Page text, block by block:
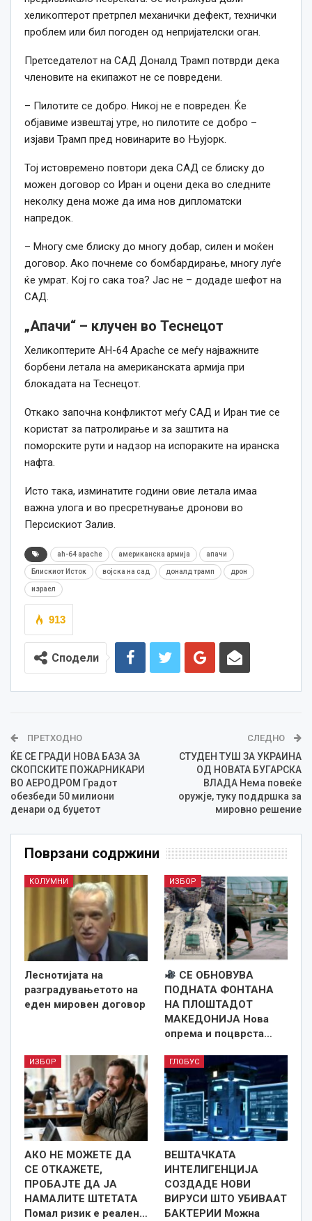
хеликоптерот претрпел механички дефект, технички
проблем или бил погоден од непријателски оган.
Претседателот на САД Доналд Трамп потврди дека
членовите на екипажот не се повредени.
– Пилотите се добро. Никој не е повреден. Ќе
објавиме извештај утре, но пилотите се добро –
изјави Трамп пред новинарите во Њујорк.
Тој истовремено повтори дека САД се блиску до
можен договор со Иран и оцени дека во следните
неколку дена може да има нов дипломатски
напредок.
– Многу сме блиску до многу добар, силен и моќен
договор. Ако почнеме со бомбардирање, многу луѓе
ќе умрат. Кој го сака тоа? Јас не – додаде шефот на
САД.
„Апачи“ – клучен во Теснецот
Хеликоптерите AH-64 Apache се меѓу најважните
борбени летала на американската армија при
блокадата на Теснецот.
Откако започна конфликтот меѓу САД и Иран тие се
користат за патролирање и за заштита на
поморските рути и надзор на испораките на иранска
нафта.
Исто така, изминатите години овие летала имаа
важна улога и во пресретнување дронови во
Персискиот Залив.
ah-64 apache американска армија апачи
Блискиот Исток војска на сад доналд трамп дрон
израел
913
Сподели
ПРЕТХОДНО
ЌЕ СЕ ГРАДИ НОВА БАЗА ЗА
СКОПСКИТЕ ПОЖАРНИКАРИ
ВО АЕРОДРОМ Градот
обезбеди 50 милиони
денари од буџетот
СЛЕДНО
СТУДЕН ТУШ ЗА УКРАИНА
ОД НОВАТА БУГАРСКА
ВЛАДА Нема повеќе
оружје, туку поддршка за
мировно решение
Поврзани содржини
КОЛУМНИ
Леснотијата на
разградувањетото на
еден мировен договор
ИЗБОР
СЕ ОБНОВУВА
ПОДНАТА ФОНТАНА
НА ПЛОШТАДОТ
МАКЕДОНИЈА Нова
опрема и поцврста…
ИЗБОР
АКО НЕ МОЖЕТЕ ДА
СЕ ОТКАЖЕТЕ,
ПРОБАЈТЕ ДА ЈА
НАМАЛИТЕ ШТЕТАТА
Помал ризик е реален…
ГЛОБУС
ВЕШТАЧКАТА
ИНТЕЛИГЕНЦИЈА
СОЗДАДЕ НОВИ
ВИРУСИ ШТО УБИВААТ
БАКТЕРИИ Можна